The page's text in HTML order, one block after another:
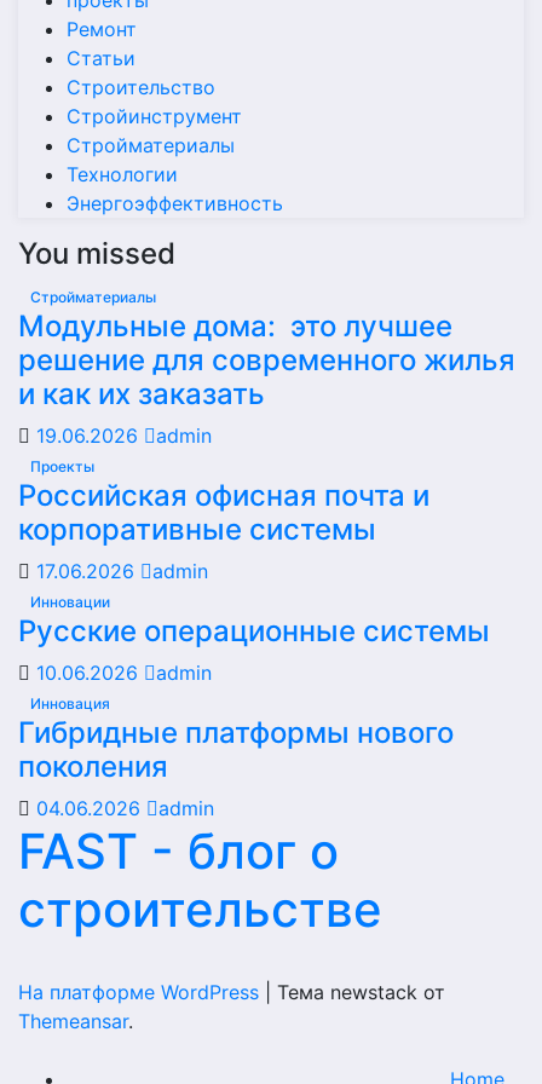
Ремонт
Статьи
Строительство
Стройинструмент
Стройматериалы
Технологии
Энергоэффективность
You missed
Стройматериалы
Модульные дома: это лучшее
решение для современного жилья
и как их заказать
19.06.2026 admin
Проекты
Российская офисная почта и
корпоративные системы
17.06.2026 admin
Инновации
Русские операционные системы
10.06.2026 admin
Инновация
Гибридные платформы нового
поколения
04.06.2026 admin
FAST - блог о
строительстве
На платформе WordPress
Тема newstack от
Themeansar.
Home